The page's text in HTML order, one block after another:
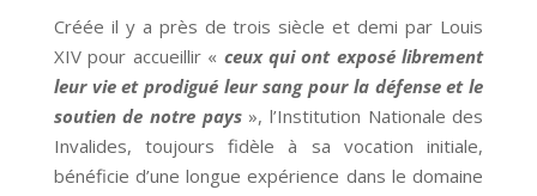
Créée il y a près de trois siècle et demi par Louis
XIV pour accueillir « ceux qui ont exposé librement
leur vie et prodigué leur sang pour la défense et le
soutien de notre pays », l’Institution Nationale des
Invalides, toujours fidèle à sa vocation initiale,
bénéficie d’une longue expérience dans le domaine